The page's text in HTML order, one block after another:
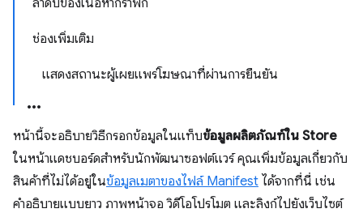
ลำดับของเนื้อหากราฟิก
ช่องเพิ่มเติม
แสดงสถานะผู้เผยแพร่โฆษณาที่ผ่านการยืนยัน
หน้านี้จะอธิบายวิธีกรอกข้อมูลในแท็บข้อมูลผลิตภัณฑ์ใน Store
ในหน้าแดชบอร์ดสำหรับนักพัฒนาซอฟต์แวร์ คุณเพิ่มข้อมูลเกี่ยวกับ
สินค้าที่ไม่ได้อยู่ในข้อมูลเมตาของไฟล์ Manifest ได้จากที่นี่ เช่น
คำอธิบายแบบยาว ภาพหน้าจอ วิดีโอโปรโมต และลิงก์ไปยังเว็บไซต์